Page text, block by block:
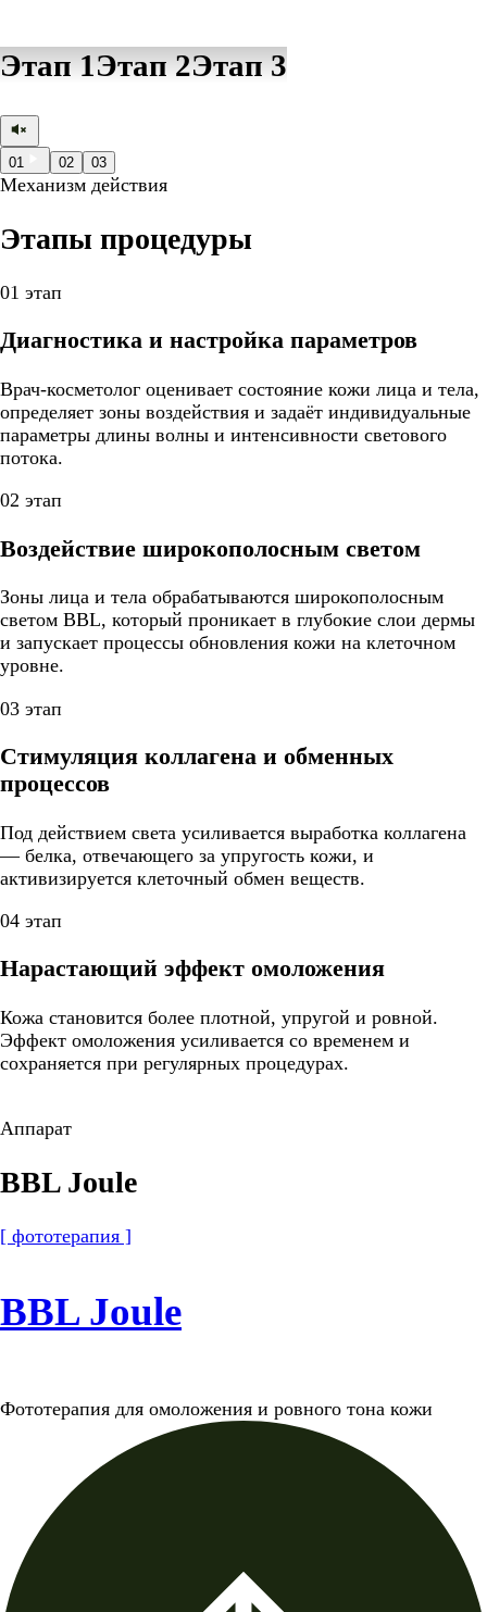
Этап 1Этап 2Этап 3
01 02 03
Механизм действия
Этапы процедуры
01 этап
Диагностика и настройка параметров
Врач-косметолог оценивает состояние кожи лица и тела,
определяет зоны воздействия и задаёт индивидуальные
параметры длины волны и интенсивности светового
потока.
02 этап
Воздействие широкополосным светом
Зоны лица и тела обрабатываются широкополосным
светом BBL, который проникает в глубокие слои дермы
и запускает процессы обновления кожи на клеточном
уровне.
03 этап
Стимуляция коллагена и обменных
процессов
Под действием света усиливается выработка коллагена
— белка, отвечающего за упругость кожи, и
активизируется клеточный обмен веществ.
04 этап
Нарастающий эффект омоложения
Кожа становится более плотной, упругой и ровной.
Эффект омоложения усиливается со временем и
сохраняется при регулярных процедурах.
Аппарат
BBL Joule
[ фототерапия ]
BBL Joule
Фототерапия для омоложения и ровного тона кожи